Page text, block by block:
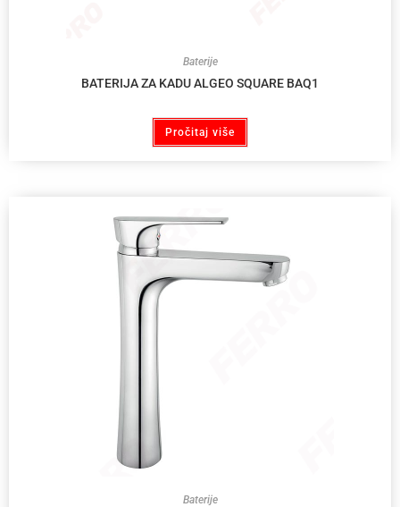
Baterije
BATERIJA ZA KADU ALGEO SQUARE BAQ1
Pročitaj više
Baterije